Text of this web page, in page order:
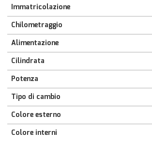
Immatricolazione
Chilometraggio
Alimentazione
Cilindrata
Potenza
Tipo di cambio
Colore esterno
Colore interni